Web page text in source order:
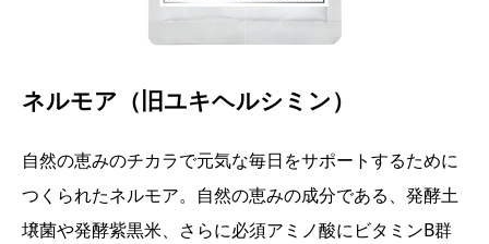
ネルモア（旧ユキヘルシミン）
自然の恵みのチカラで元気な毎日をサポートするために
つくられたネルモア。自然の恵みの成分である、発酵土
壌菌や発酵紫黒米、さらに必須アミノ酸にビタミンB群